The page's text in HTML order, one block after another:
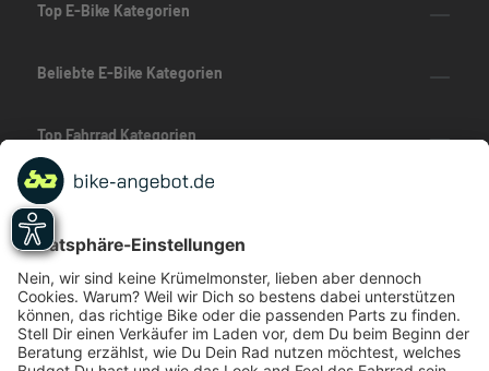
Top E-Bike Kategorien
Beliebte E-Bike Kategorien
Top Fahrrad Kategorien
Beliebte Fahrrad-Kategorien
Marken-Highlights
TOP-Marken